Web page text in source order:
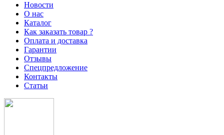
Новости
О нас
Каталог
Как заказать товар ?
Оплата и доставка
Гарантии
Отзывы
Спецпредложение
Контакты
Статьи